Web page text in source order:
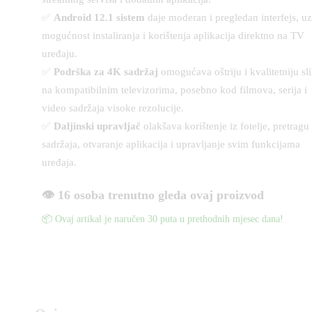
Android 12.1 sistem daje moderan i pregledan interfejs, uz
mogućnost instaliranja i korištenja aplikacija direktno na TV
uređaju.
Podrška za 4K sadržaj omogućava oštriju i kvalitetniju
na kompatibilnim televizorima, posebno kod filmova, serija i
video sadržaja visoke rezolucije.
Daljinski upravljač olakšava korištenje iz fotelje, pretragu
sadržaja, otvaranje aplikacija i upravljanje svim funkcijama
uređaja.
👁️ 16 osoba trenutno gleda ovaj proizvod
📦 Ovaj artikal je naručen 30 puta u prethodnih mjesec dana!